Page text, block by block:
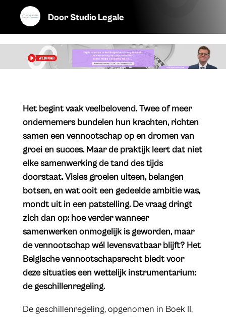
DoorStudio Legale
Het begint vaak veelbelovend. Twee of meer
ondernemers bundelen hun krachten, richten
samen een vennootschap op en dromen van
groei en succes. Maar de praktijk leert dat niet
elke samenwerking de tand des tijds
doorstaat. Visies groeien uiteen, belangen
botsen, en wat ooit een gedeelde ambitie was,
mondt uit in een patstelling. De vraag dringt
zich dan op: hoe verder wanneer
samenwerken onmogelijk is geworden, maar
de vennootschap wél levensvatbaar blijft? Het
Belgische vennootschapsrecht biedt voor
deze situaties een wettelijk instrumentarium:
de geschillenregeling.
De geschillenregeling, opgenomen in Boek II,